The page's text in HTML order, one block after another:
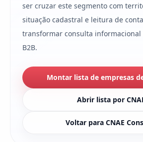
ser cruzar este segmento com
situação cadastral e leitura de
transformar consulta informacional
B2B.
Montar lista de empresas
Abrir lista por
Voltar para CNAE